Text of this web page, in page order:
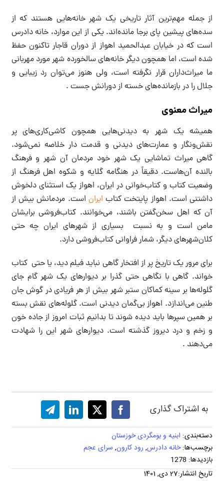
از جمله مهم‌ترین آثار تاریخی یک شهر خانه‌هایی هستند که از
سده‌های پیشین پای برجا مانده‌اند. یکی از این موارد، خانه دادرس
است که در خیابان عبدالحمید اهواز از دوران قاجار تاکنون حفظ
شده است، اما همچون دیگر خانه‌های سالخورده شهر مورد مهربانی
ما میراث‌داران قرار نگرفته است، ولی هنوز می‌توان رد زیبایی و
جلال را در بازمانده‌های خسته از دورانش جست .
میراث معنوی
همیشه یک شهر به دیدنی‌هایی همچون کاشی‌کاری‌های پر
نقش‌ونگار و عمارت‌های دیدنی و قدمت دار خلاصه نمی‌شود.
گاهی میراث تماشایی یک شهر خود مردمان آن شهر و فرهنگ
بالنده آن‌هاست. دقیقاً در هنگامه گلایه و شکوه اهل فرهنگ از
وضعیت کتاب و کتاب‌خوانی در ایران، اهواز یک استثنای دلخوش
داشتنی است. اهواز پایتخت کتابایران است. مردمانش بیش از
آن که اهل سخن‌گفتن باشند، می‌خوانند. کتاب‌فروشی برایشان
مامن است و به نسبت بسیاری از شهرهای ایران چه حتی
کلان‌شهرهای دیگر، شمار فراوانی کتاب‌فروشی دارد.
برای مرور یک تاریخ پر از افتخار گاهی نباید فیلم دید، یا حتی کتاب
خواند. گاهی با نگاهی حتی گذرا بر دیوارهای یک شهر گام جای
گلوله‌ها بر سینه کماکان ستبر شهر بیش از هر فریادی در گوش جان
طنین می‌اندازد. اهواز بی‌گمان دیدنی است. گلوله‌های نقش بسته
بر همین سپرها باید دیده شوند تا بدانیم ثبات امروز از جاده خون
و زخم و درد دیروز گذشته است. دیوارهای شهر این را شهادت
می‌دهند .
به اشتراک گذاری
دسته‌بندی: ابنیه و بومگردی خوزستان
برچسب‌ها:خانه دادرس, رود کارون, سرای عجم
بازدیدها: 1278
تاریخ انتشار:27 دی, 1401